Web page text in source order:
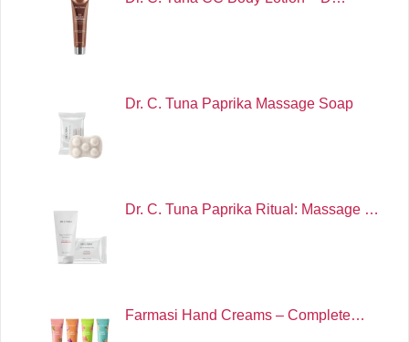
Dr. C. Tuna Paprika Massage Soap
Dr. C. Tuna Paprika Ritual: Massage …
Farmasi Hand Creams – Complete…